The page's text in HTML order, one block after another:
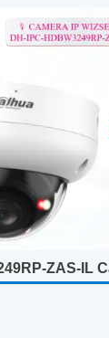
quả hơn
ZAS-IL